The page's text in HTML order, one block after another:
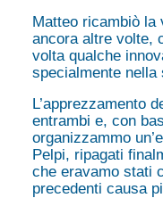
Matteo ricambiò la
ancora altre volte,
volta qualche
specialmente
L’apprezzamento
entrambi e, con
organizzammo
Pelpi, ripagati
che eravamo stati
precedenti causa